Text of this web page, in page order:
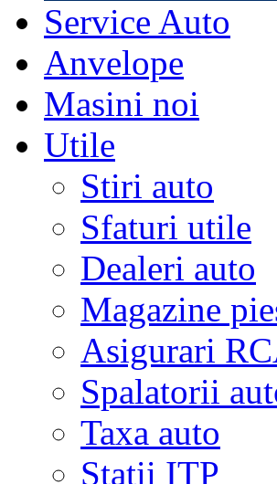
Service Auto
Anvelope
Masini noi
Utile
Stiri auto
Sfaturi utile
Dealeri auto
Magazine
Asigurari
Spalatorii
Taxa auto
Statii ITP